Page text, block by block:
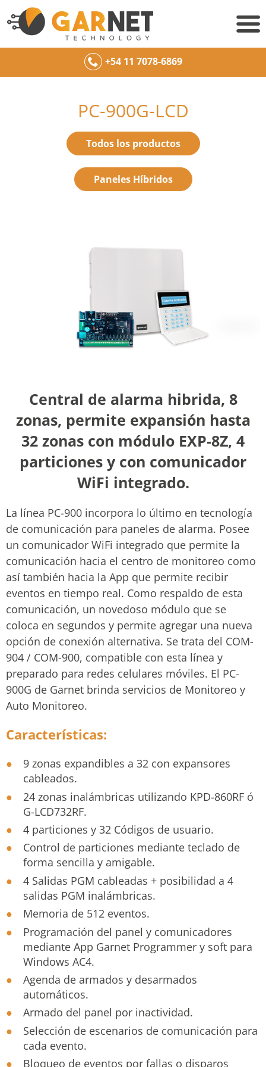
+54 11 7078-6869
PC-900G-LCD
Todos los productos
Paneles Híbridos
Central de alarma hibrida, 8
zonas, permite expansión hasta
32 zonas con módulo EXP-8Z, 4
particiones y con comunicador
WiFi integrado.
La línea PC-900 incorpora lo último en tecnología
de comunicación para paneles de alarma. Posee
un comunicador WiFi integrado que permite la
comunicación hacia el centro de monitoreo como
así también hacia la App que permite recibir
eventos en tiempo real. Como respaldo de esta
comunicación, un novedoso módulo que se
coloca en segundos y permite agregar una nueva
opción de conexión alternativa. Se trata del COM-
904 / COM-900, compatible con esta línea y
preparado para redes celulares móviles. El PC-
900G de Garnet brinda servicios de Monitoreo y
Auto Monitoreo.
Características:
9 zonas expandibles a 32 con expansores
cableados.
24 zonas inalámbricas utilizando KPD-860RF ó
G-LCD732RF.
4 particiones y 32 Códigos de usuario.
Control de particiones mediante teclado de
forma sencilla y amigable.
4 Salidas PGM cableadas + posibilidad a 4
salidas PGM inalámbricas.
Memoria de 512 eventos.
Programación del panel y comunicadores
mediante App Garnet Programmer y soft para
Windows AC4.
Agenda de armados y desarmados
automáticos.
Armado del panel por inactividad.
Selección de escenarios de comunicación para
cada evento.
Bloqueo de eventos por fallas o disparos